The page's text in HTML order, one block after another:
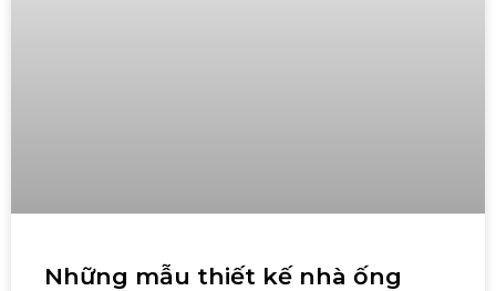
Những mẫu thiết kế nhà ống